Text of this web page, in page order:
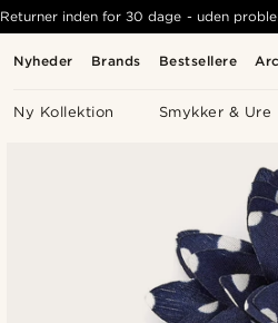
Nyheder Brands Bestsellere
Ny Kollektion Smykker & Ure
Returner inden for 30 dage - uden